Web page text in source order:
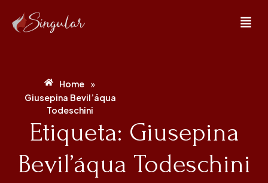
Home »
Giusepina Bevil’áqua
Todeschini
Etiqueta: Giusepina
Bevil’áqua Todeschini